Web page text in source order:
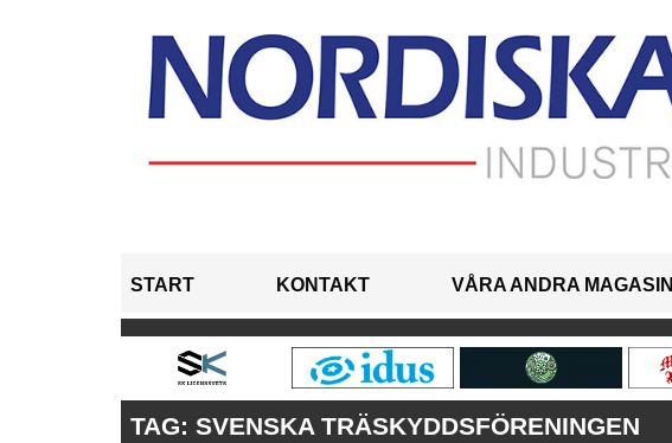
START KONTAKT VÅRA ANDRA MAGASIN
TAG: SVENSKA TRÄSKYDDSFÖRENINGEN